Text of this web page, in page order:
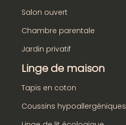
Salon ouvert
Chambre parentale
Jardin privatif
Linge de maison
Tapis en coton
Coussins hypoallergéniques